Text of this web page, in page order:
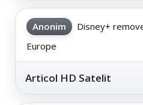
Anonim
Disney+
Europe
Articol HD Satelit